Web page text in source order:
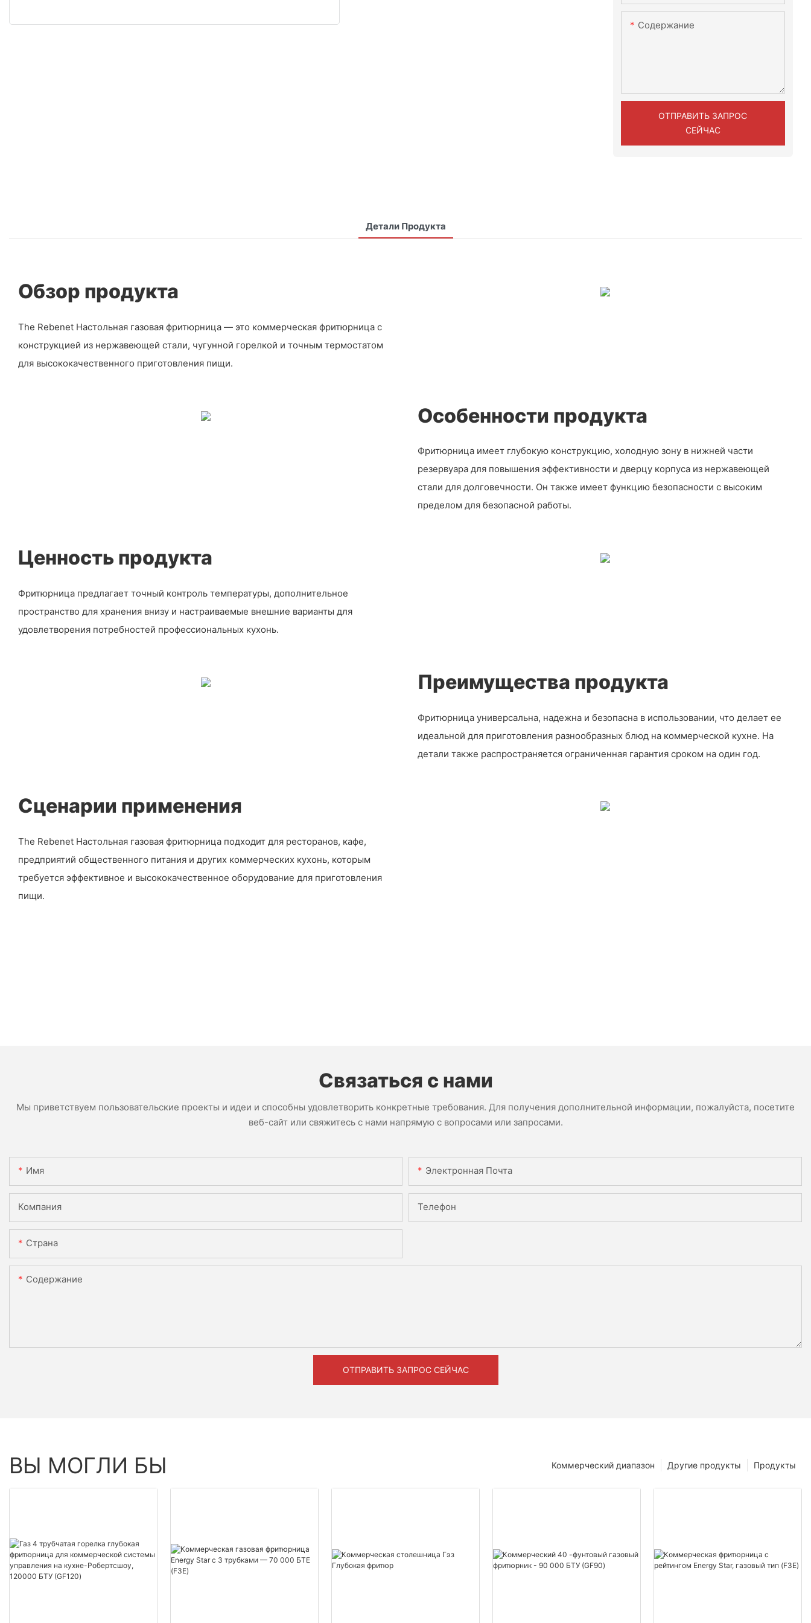
Содержание
ОТПРАВИТЬ ЗАПРОС
СЕЙЧАС
Детали Продукта
Обзор продукта
The Rebenet Настольная газовая фритюрница — это коммерческая фритюрница с
конструкцией из нержавеющей стали, чугунной горелкой и точным термостатом
для высококачественного приготовления пищи.
Особенности продукта
Фритюрница имеет глубокую конструкцию, холодную зону в нижней части
резервуара для повышения эффективности и дверцу корпуса из нержавеющей
стали для долговечности. Он также имеет функцию безопасности с высоким
пределом для безопасной работы.
Ценность продукта
Фритюрница предлагает точный контроль температуры, дополнительное
пространство для хранения внизу и настраиваемые внешние варианты для
удовлетворения потребностей профессиональных кухонь.
Преимущества продукта
Фритюрница универсальна, надежна и безопасна в использовании, что делает ее
идеальной для приготовления разнообразных блюд на коммерческой кухне. На
детали также распространяется ограниченная гарантия сроком на один год.
Сценарии применения
The Rebenet Настольная газовая фритюрница подходит для ресторанов, кафе,
предприятий общественного питания и других коммерческих кухонь, которым
требуется эффективное и высококачественное оборудование для приготовления
пищи.
Связаться с нами
Мы приветствуем пользовательские проекты и идеи и способны удовлетворить конкретные требования. Для получения дополнительной информации, пожалуйста, посетите
веб-сайт или свяжитесь с нами напрямую с вопросами или запросами.
Имя Электронная Почта
Компания Телефон
Страна
Содержание
ОТПРАВИТЬ ЗАПРОС СЕЙЧАС
ВЫ МОГЛИ БЫ Продукты
Другие продукты
Коммерческий диапазон